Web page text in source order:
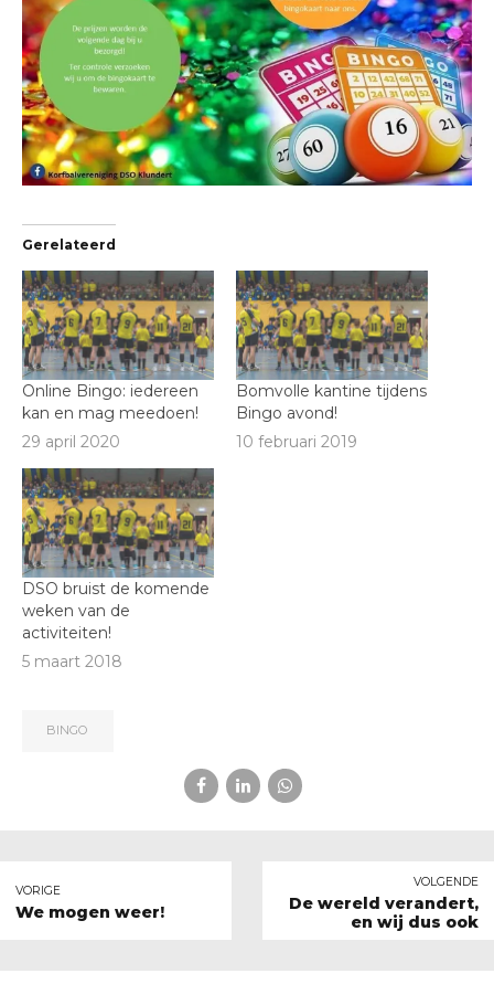
Gerelateerd
Online Bingo: iedereen
kan en mag meedoen!
29 april 2020
Bomvolle kantine tijdens
Bingo avond!
10 februari 2019
DSO bruist de komende
weken van de
activiteiten!
5 maart 2018
BINGO
VORIGE
We mogen weer!
VOLGENDE
De wereld verandert,
en wij dus ook